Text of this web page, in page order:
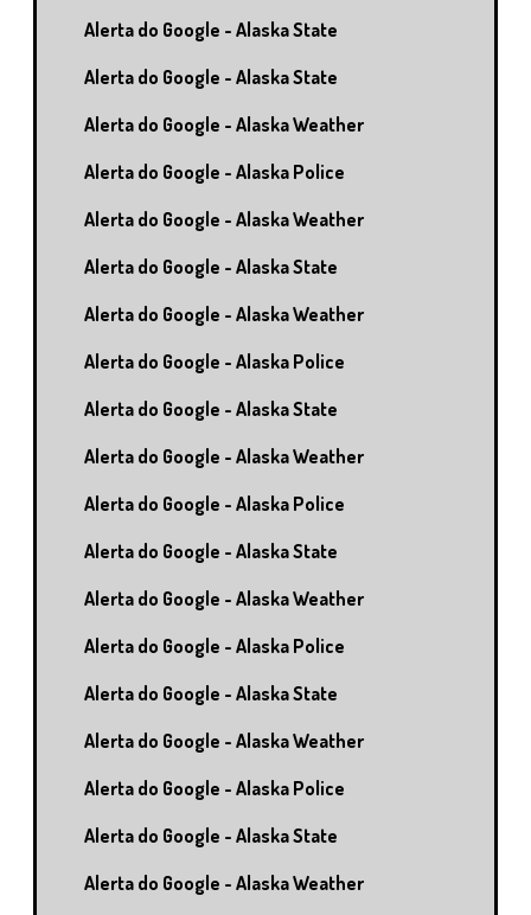
Alerta do Google - Alaska State
Alerta do Google - Alaska State
Alerta do Google - Alaska Weather
Alerta do Google - Alaska Police
Alerta do Google - Alaska Weather
Alerta do Google - Alaska State
Alerta do Google - Alaska Weather
Alerta do Google - Alaska Police
Alerta do Google - Alaska State
Alerta do Google - Alaska Weather
Alerta do Google - Alaska Police
Alerta do Google - Alaska State
Alerta do Google - Alaska Weather
Alerta do Google - Alaska Police
Alerta do Google - Alaska State
Alerta do Google - Alaska Weather
Alerta do Google - Alaska Police
Alerta do Google - Alaska State
Alerta do Google - Alaska Weather